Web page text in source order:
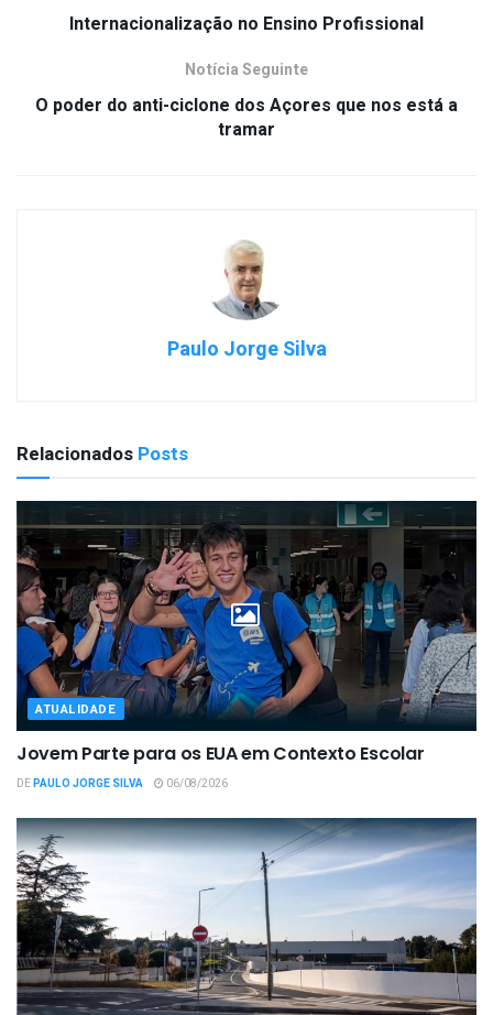
Internacionalização no Ensino Profissional
Notícia Seguinte
O poder do anti-ciclone dos Açores que nos está a
tramar
Paulo Jorge Silva
Relacionados Posts
ATUALIDADE
Jovem Parte para os EUA em Contexto Escolar
DEPAULO JORGE SILVA 06/08/2026